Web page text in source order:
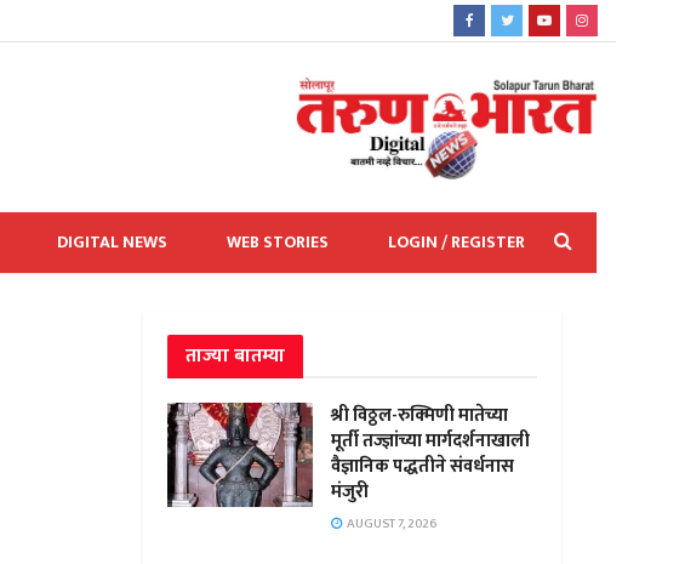
DIGITAL NEWS WEB STORIES LOGIN / REGISTER
ताज्या बातम्या
श्री विठ्ठल-रुक्मिणी मातेच्या
मूर्ती तज्ज्ञांच्या मार्गदर्शनाखाली
वैज्ञानिक पद्धतीने संवर्धनास
मंजुरी
AUGUST 7, 2026